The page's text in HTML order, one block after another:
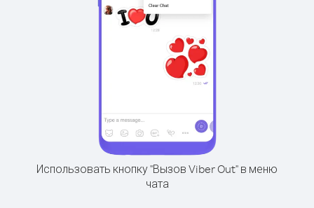
Использовать кнопку "Вызов Viber Out" в меню
чата